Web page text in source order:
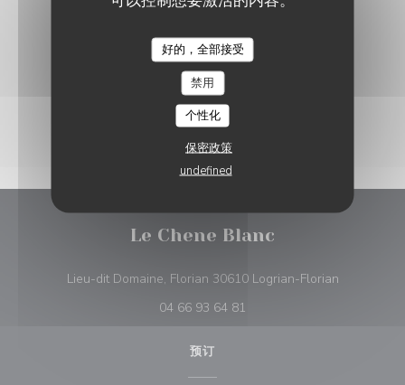
好的，全部接受
禁用
个性化
保密政策
undefined
au choix *** 1/4 vin et café compris
21,00 EUR
Le Chene Blanc
Lieu-dit Domaine, Florian 30610 Logrian-Florian((在新窗口
04 66 93 64 81
预订